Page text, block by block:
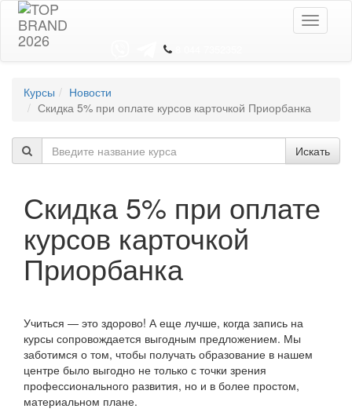
Toggle
Курсы
Новости
Скидка 5% при оплате курсов карточкой Приорбанка
Искать
Скидка 5% при оплате
курсов карточкой
Приорбанка
Учиться — это здорово! А еще лучше, когда запись на
курсы сопровождается выгодным предложением. Мы
заботимся о том, чтобы получать образование в нашем
центре было выгодно не только с точки зрения
профессионального развития, но и в более простом,
материальном плане.